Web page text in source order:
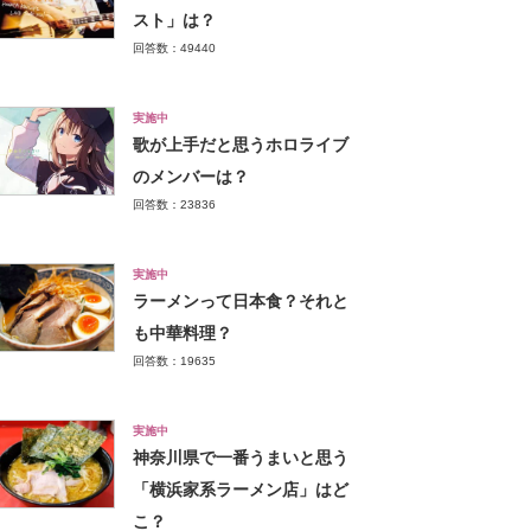
スト」は？
回答数：49440
実施中
歌が上手だと思うホロライブ
のメンバーは？
回答数：23836
実施中
ラーメンって日本食？それと
も中華料理？
回答数：19635
実施中
神奈川県で一番うまいと思う
「横浜家系ラーメン店」はど
こ？